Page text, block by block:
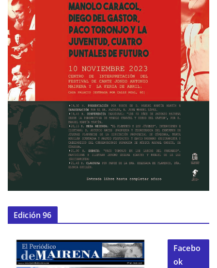
Edición 96
Facebo
ok